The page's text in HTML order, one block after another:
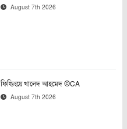
August 7th 2026
ফিল্ডিংয়ে খালেদ আহমেদ ©CA
August 7th 2026